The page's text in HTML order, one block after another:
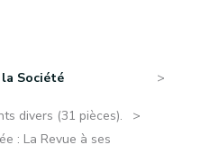
Société
divers (31 pièces).
: La Revue à ses